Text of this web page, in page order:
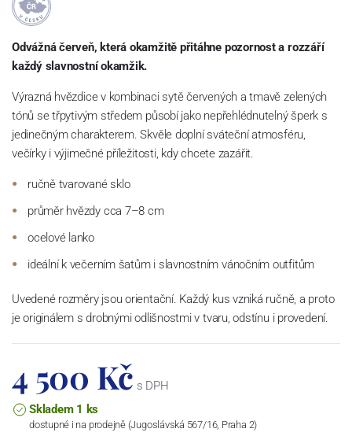
Odvážná červeň, která okamžitě přitáhne pozornost a rozzáří
každý slavnostní okamžik.
Výrazná hvězdice v kombinaci sytě červených a tmavě zelených
tónů se třpytivým středem působí jako nepřehlédnutelný šperk s
jedinečným charakterem. Skvěle doplní sváteční atmosféru,
večírky i výjimečné příležitosti, kdy chcete zazářit.
ručně tvarované sklo
průměr hvězdy cca 7–8 cm
ocelové lanko
ideální k večerním šatům i slavnostním vánočním outfitům
Uvedené rozměry jsou orientační. Každý kus vzniká ručně, a proto
je originálem s drobnými odlišnostmi v tvaru, odstínu i provedení.
4 500 Kč s DPH
Skladem 1 ks
dostupné i na prodejně (Jugoslávská 567/16, Praha 2)